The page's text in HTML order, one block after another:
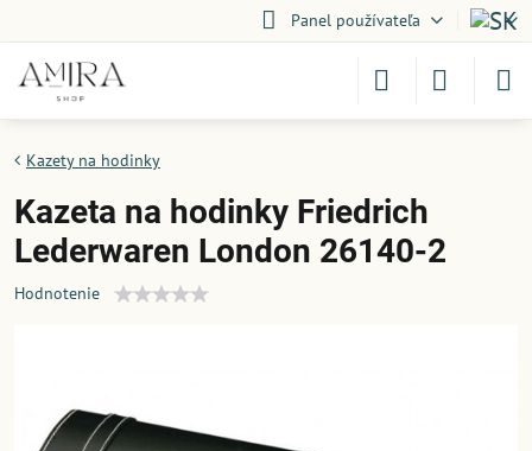
Panel používateľa
Kazety na hodinky
Kazeta na hodinky Friedrich
Lederwaren London 26140-2
Hodnotenie